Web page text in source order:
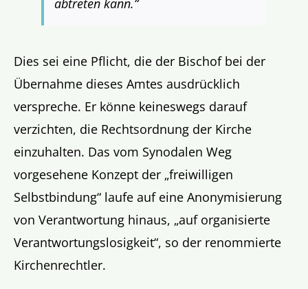
abtreten kann.“
Dies sei eine Pflicht, die der Bischof bei der
Übernahme dieses Amtes ausdrücklich
verspreche. Er könne keineswegs darauf
verzichten, die Rechtsordnung der Kirche
einzuhalten. Das vom Synodalen Weg
vorgesehene Konzept der „freiwilligen
Selbstbindung“ laufe auf eine Anonymisierung
von Verantwortung hinaus, „auf organisierte
Verantwortungslosigkeit“, so der renommierte
Kirchenrechtler.